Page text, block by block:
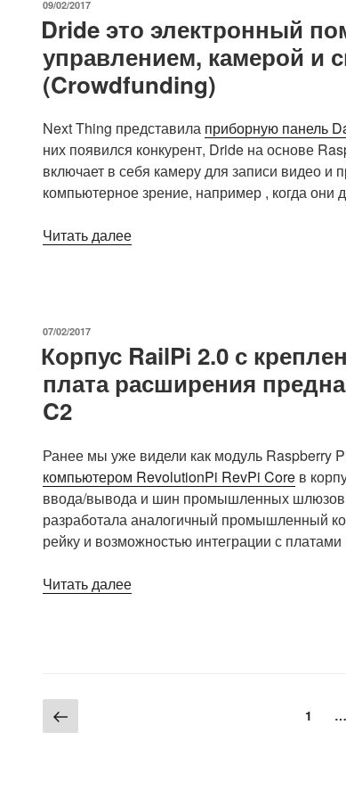
до
40
Raspberry
Pi
плат»
ОПУБЛИКОВАНО
09/02/2017
Dride это электронный
управлением, камерой и
(Crowdfunding)
Next Thing представила приборную панель
них появился конкурент, Dride на основе
включает в себя камеру для записи видео и
компьютерное зрение, например , когда
Читать далее«Dride
голосовым
управлением,
спроектированный
на
Raspberry
Pi
(Crowdfunding)»
ОПУБЛИКОВАНО
07/02/2017
Корпус RailPi 2.0 с
плата расширения
C2
Ранее мы уже видели как модуль Raspberry
компьютером RevolutionPi RevPi Core в
ввода/вывода и шин промышленных
разработала аналогичный промышленный
рейку и возможностью интеграции с
Читать далее«Корпус
Пагинация
записей
Предыдущая
страница
1 …